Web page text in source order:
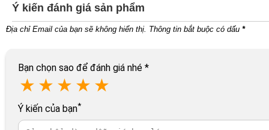
Ý kiến đánh giá sản phẩm
Địa chỉ Email của bạn sẽ không hiển thị. Thông tin bắt buộc có dấu *
Bạn chọn sao để đánh giá nhé *
★ ★ ★ ★ ★
Ý kiến của bạn*